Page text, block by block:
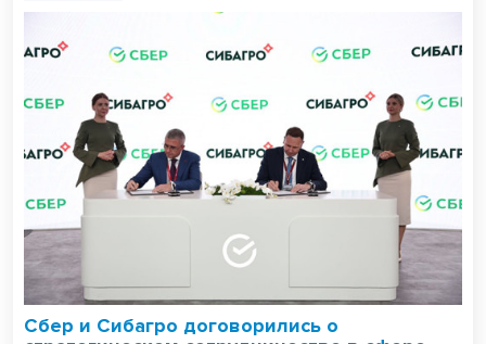
Сбер и Сибагро договорились о